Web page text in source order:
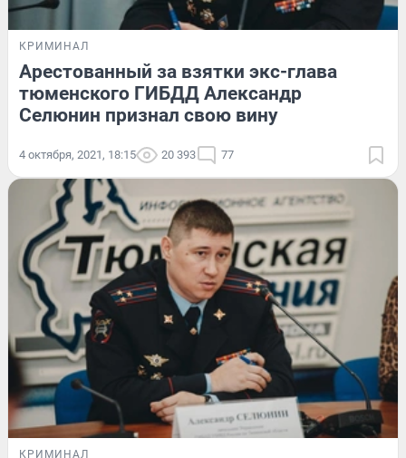
КРИМИНАЛ
Арестованный за взятки экс-глава
тюменского ГИБДД Александр
Селюнин признал свою вину
4 октября, 2021, 18:15 20 393 77
КРИМИНАЛ